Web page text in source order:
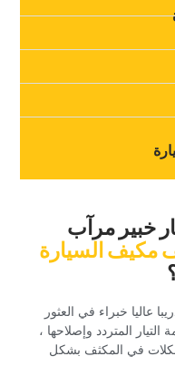
خبير مرآب
مكيف السيارة‏
عاليا خبراء في العثور
المتردد وإصلاحها ،
في المكثف بشكل